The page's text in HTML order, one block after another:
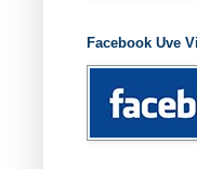
Facebook Uve